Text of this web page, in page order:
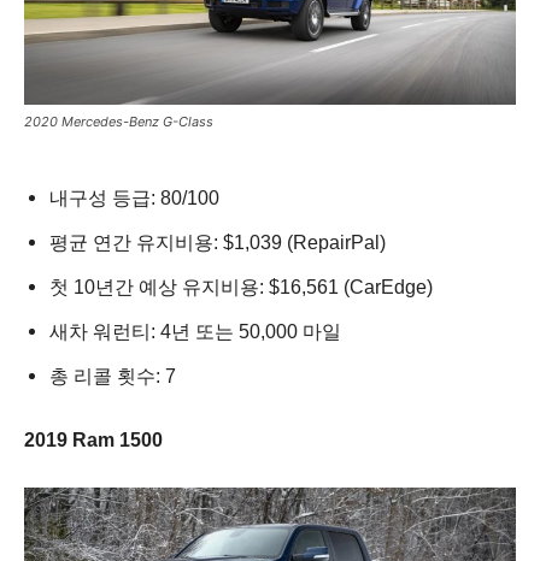
2020 Mercedes-Benz G-Class
내구성 등급: 80/100
평균 연간 유지비용: $1,039 (RepairPal)
첫 10년간 예상 유지비용: $16,561 (CarEdge)
새차 워런티: 4년 또는 50,000 마일
총 리콜 횟수: 7
2019 Ram 1500